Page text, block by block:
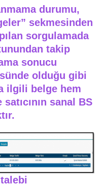
durumu,
sekmesinden
sorgulamada
takip
sonucu
olduğu gibi
ilgili belge hem
sanal BS